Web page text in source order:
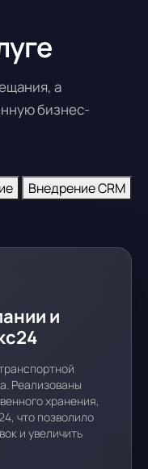
а
бизнес-
Внедрение CRM
и
Реализованы
хранения,
что позволило
и увеличить